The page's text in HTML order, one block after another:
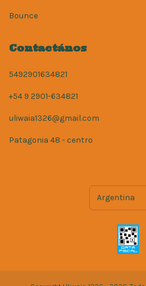
Bounce
Contactános
5492901634821
+54 9 2901-634821
uliwaia1326@gmail.com
Patagonia 48 - centro